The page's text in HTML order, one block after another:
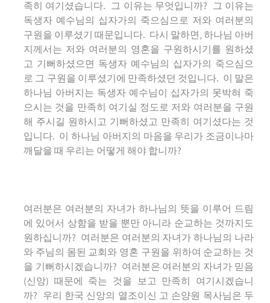
족히 여기셨습니다. 그 이유는 무엇입니까? 그 이유는
독생자 예수님의 십자가의 죽으심으로 저와 여러분의
구원을 이루셨기 때문입니다. 다시 말하면, 하나님 아버
지께서는 저와 여러분의 영혼을 구원하시기를 원하셨
고 기뻐하셨으면 독생자 예수님의 십자가의 죽으심으
로 그 구원을 이루셨기에 만족하셨던 것입니다. 이 말은
하나님 아버지는 독생자 예수님이 십자가의 못박혀 죽
으시는 것을 만족히 여기실 정도로 저와 여러분을 구원
해 주시길 원하시고 기뻐하셨고 만족히 여기셨다는 것
입니다. 이 하나님 아버지의 마음을 우리가 조금이나마
깨달을 때 우리는 어떻게 해야 합니까?
여러분은 여러분의 자녀가 하나님의 뜻을 이루어 드림
에 있어서 상함을 받을 뿐만 아니라 순교하는 것까지도
원하십니까? 여러분은 여러분의 자녀가 하나님의 나라
와 주님의 몸된 교회와 영혼 구원을 위하여 순교하는 것
을 기뻐하시겠습니까? 여러분은 여러분의 자녀가 믿음
(신앙) 때문에 죽는 것을 보고 만족히 여기시겠습니
까? 우리 한국 신앙의 열조이신 고 손양원 목사님은 두